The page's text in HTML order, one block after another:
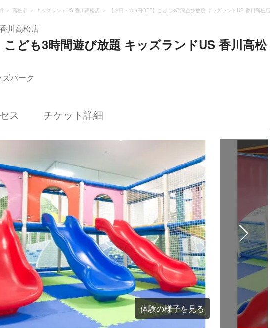
高松市 キッズランドUS 香川高松店 【休日・100円OFF】こども3時間遊び放題 キッズランドUS 香川高松店
川高松店
こども3時間遊び放題 キッズランドUS 香川高松
ズパーク
ス チケット詳細
体験の様子を見る